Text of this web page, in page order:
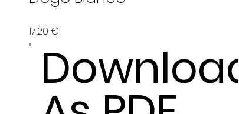
17,20 €
Download